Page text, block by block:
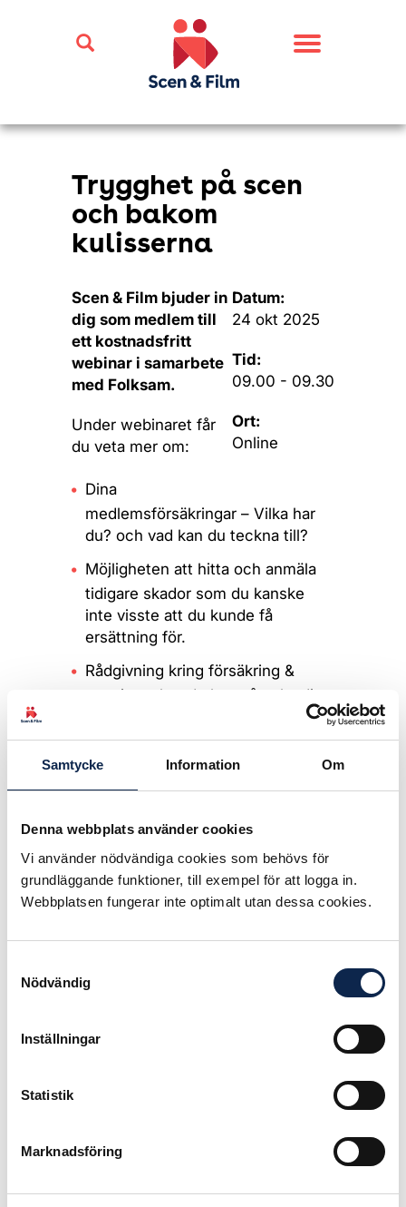
Samtycke Information Om
Denna webbplats använder cookies
Vi använder nödvändiga cookies som behövs för
grundläggande funktioner, till exempel för att logga in.
Webbplatsen fungerar inte optimalt utan dessa cookies.
Nödvändig
Inställningar
Statistik
Marknadsföring
Toggle
Trygghet på scen
och bakom
kulisserna
Datum:
24 okt 2025
Tid:
09.00 - 09.30
Ort:
Online
Scen & Film bjuder in
dig som medlem till
ett kostnadsfritt
webinar i samarbete
med Folksam.
Under webinaret får
du veta mer om:
Dina
medlemsförsäkringar – Vilka har
du? och vad kan du teckna till?
Möjligheten att hitta och anmäla
tidigare skador som du kanske
inte visste att du kunde få
ersättning för.
Rådgivning kring försäkring &
pension – hur du kan påverka din
värdefullt sätt att få bättre koll på
din trygghet som medlem. Du får
direkt till Folksam. Efter webinaret
erbjuds du en personlig rådgivning
med en certifierad rådgivare från
Folksam.
Datum: 24/10